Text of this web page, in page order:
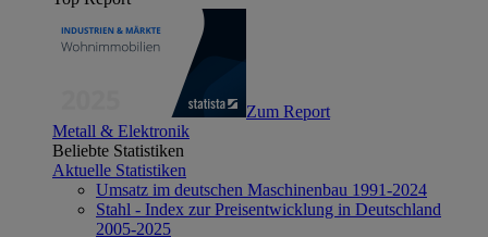
Zum Report
Metall & Elektronik
Beliebte Statistiken
Aktuelle Statistiken
Umsatz im deutschen Maschinenbau 1991-2024
Stahl - Index zur Preisentwicklung in Deutschland
2005-2025